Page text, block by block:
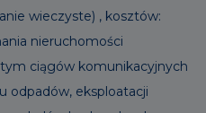
wieczyste) , kosztów:
nieruchomości
ciągów komunikacyjnych
odpadów, eksploatacji